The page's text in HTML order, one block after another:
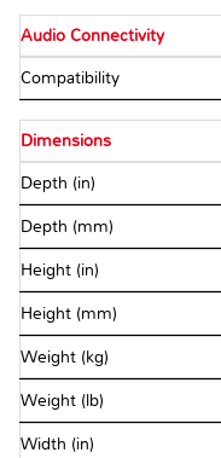
Audio Connectivity
Compatibility
Dimensions
Depth (in)
Depth (mm)
Height (in)
Height (mm)
Weight (kg)
Weight (lb)
Width (in)